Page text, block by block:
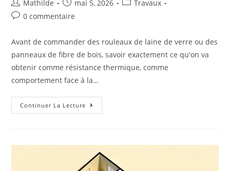
Mathilde mai 5, 2026
Travaux
0 commentaire
Avant de commander des rouleaux de laine de verre ou des
panneaux de fibre de bois, savoir exactement ce qu'on va
obtenir comme résistance thermique, comme
comportement face à la…
Continuer La Lecture